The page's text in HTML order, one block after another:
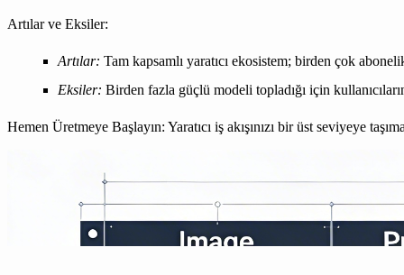
Artılar ve Eksiler:
Artılar: Tam kapsamlı yaratıcı ekosistem; birden çok
Eksiler: Birden fazla güçlü modeli topladığı için
Hemen Üretmeye Başlayın: Yaratıcı iş akışınızı bir üst seviyeye